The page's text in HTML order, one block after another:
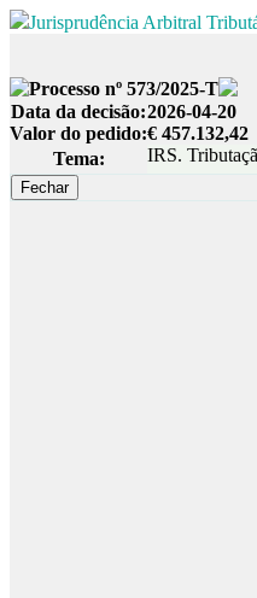
Jurisprudência Arbitral
Processo nº 573/2025-T
Data da decisão:2026-04-20
Valor do pedido:€ 457.132,42
Tema:
IRS.